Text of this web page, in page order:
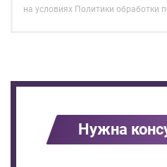
на условиях Политики обработки
Нужна